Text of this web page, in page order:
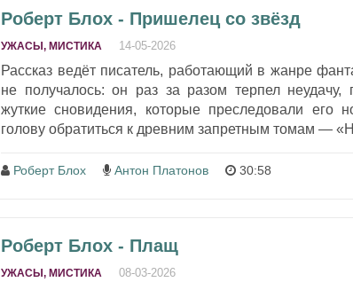
Роберт Блох - Пришелец со звёзд
УЖАСЫ, МИСТИКА 14-05-2026
Рассказ ведёт писатель, работающий в жанре
не получалось: он раз за разом терпел неудачу,
жуткие сновидения, которые преследовали его
голову обратиться к древним запретным томам —
Роберт Блох Антон Платонов 30:58
Роберт Блох - Плащ
УЖАСЫ, МИСТИКА 08-03-2026